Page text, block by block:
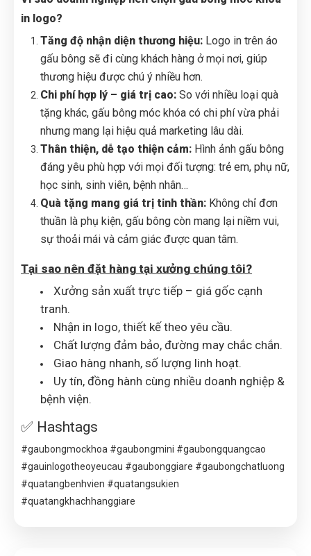
in logo?
Tăng độ nhận diện thương hiệu: Logo in trên áo
gấu bông sẽ đi cùng khách hàng ở mọi nơi, giúp
thương hiệu được chú ý nhiều hơn.
Chi phí hợp lý – giá trị cao: So với nhiều loại quà
tặng khác, gấu bông móc khóa có chi phí vừa phải
nhưng mang lại hiệu quả marketing lâu dài.
Thân thiện, dễ tạo thiện cảm: Hình ảnh gấu bông
đáng yêu phù hợp với mọi đối tượng: trẻ em, phụ nữ,
học sinh, sinh viên, bệnh nhân…
Quà tặng mang giá trị tinh thần: Không chỉ đơn
thuần là phụ kiện, gấu bông còn mang lại niềm vui,
sự thoải mái và cảm giác được quan tâm.
Tại sao nên đặt hàng tại xưởng chúng tôi?
Xưởng sản xuất trực tiếp – giá gốc cạnh
tranh.
Nhận in logo, thiết kế theo yêu cầu.
Chất lượng đảm bảo, đường may chắc chắn.
Giao hàng nhanh, số lượng linh hoạt.
Uy tín, đồng hành cùng nhiều doanh nghiệp &
bệnh viện.
✅ Hashtags
#gaubongmockhoa #gaubongmini #gaubongquangcao
#gauinlogotheoyeucau #gaubonggiare #gaubongchatluong
#quatangbenhvien #quatangsukien
#quatangkhachhanggiare